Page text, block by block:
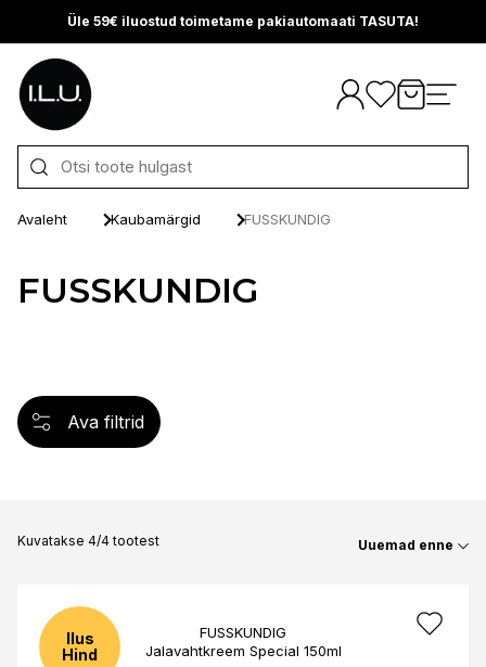
Üle 59€ iluostud toimetame pakiautomaati TASUTA!
Otse sisu juurde
Avaleht Kaubamärgid FUSSKUNDIG
FUSSKUNDIG
Ava filtrid
Kuvatakse 4/4 tootest Uuemad enne
Ilus
Hind
FUSSKUNDIG
Jalavahtkreem Special 150ml